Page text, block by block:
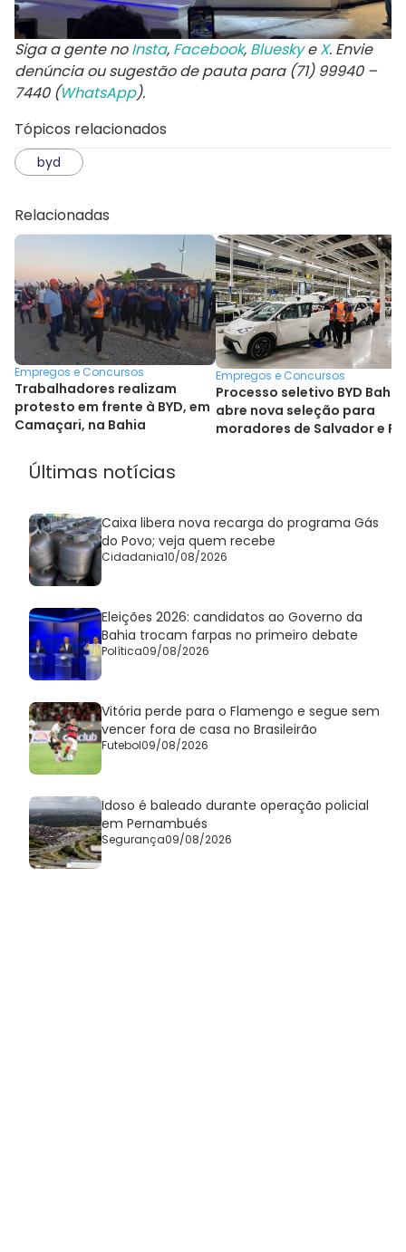
Siga a gente noInsta, Facebook, BlueskyeX. Envie
denúncia ou sugestão de pauta para (71) 99940 –
7440 (WhatsApp).
Tópicos relacionados
byd
Relacionadas
Empregos e Concursos
Trabalhadores realizam
protesto em frente à BYD, em
Camaçari, na Bahia
Empregos e Concursos
Processo seletivo BYD Bahia
abre nova seleção para
moradores de Salvador e
Últimas notícias
Caixa libera nova recarga do programa Gás
do Povo; veja quem recebe
Cidadania10/08/2026
Eleições 2026: candidatos ao Governo da
Bahia trocam farpas no primeiro debate
Política09/08/2026
Vitória perde para o Flamengo e segue sem
vencer fora de casa no Brasileirão
Futebol09/08/2026
Idoso é baleado durante operação policial
em Pernambués
Segurança09/08/2026